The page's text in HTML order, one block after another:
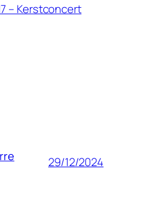
– Kerstconcert
29/12/2024